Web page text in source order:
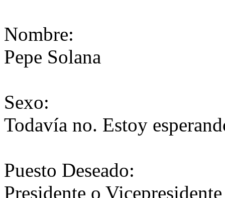
Nombre:
Pepe Solana
Sexo:
Todavía no. Estoy
Puesto Deseado:
Presidente o